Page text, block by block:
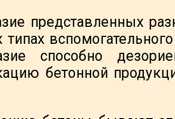
представленных
типах
способно
бетонной